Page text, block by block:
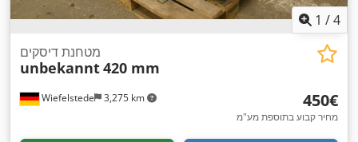
1 /4
Wiefelstede 3,275 km
מטחנת דיסקים
unbekannt420 mm
‏450 ‏€
מחיר קבוע בתוספת מע"מ